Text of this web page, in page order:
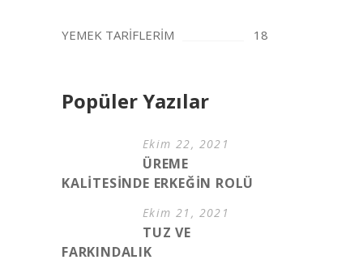
YEMEK TARİFLERİM 18
Popüler Yazılar
Ekim 22, 2021
ÜREME
KALİTESİNDE ERKEĞİN ROLÜ
Ekim 21, 2021
TUZ VE
FARKINDALIK